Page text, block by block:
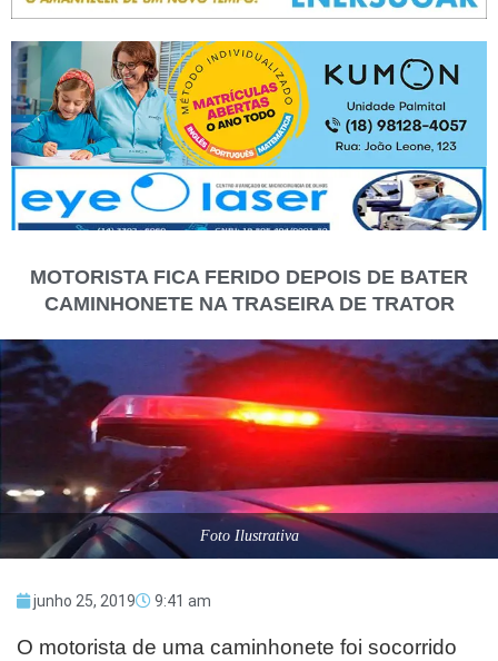
MOTORISTA FICA FERIDO DEPOIS DE BATER
CAMINHONETE NA TRASEIRA DE TRATOR
Foto Ilustrativa
junho 25, 2019 9:41 am
O motorista de uma caminhonete foi socorrido